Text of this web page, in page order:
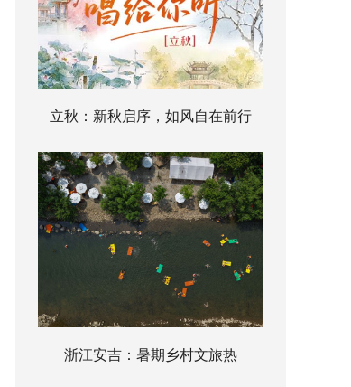
立秋：新秋启序，如风自在前行
浙江安吉：暑期乡村文旅热